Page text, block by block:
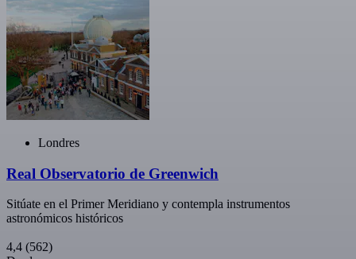
Londres
Real Observatorio de Greenwich
Sitúate en el Primer Meridiano y contempla instrumentos
astronómicos históricos
4,4 (562)